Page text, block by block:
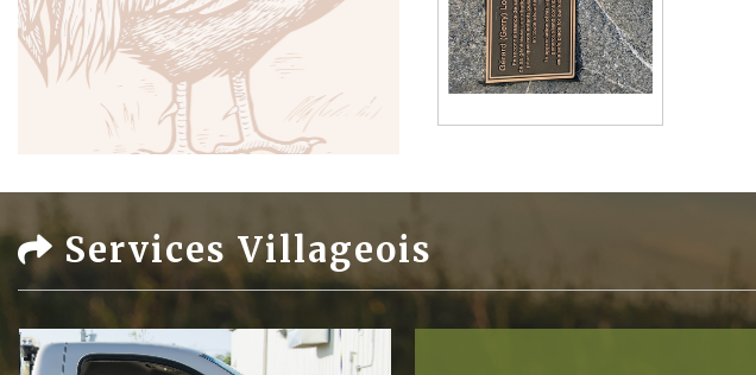
Services Villageois